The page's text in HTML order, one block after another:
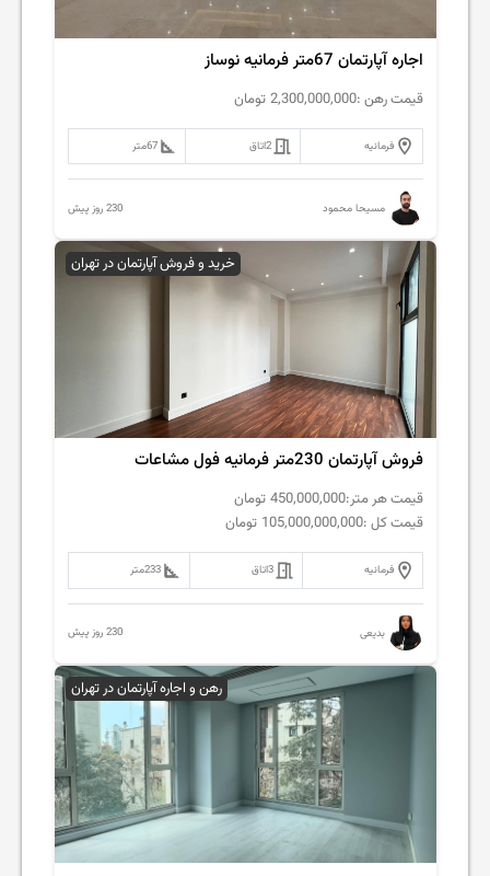
اجاره آپارتمان 67متر فرمانیه نوساز
قیمت رهن :2,300,000,000 تومان
فرمانیه 2اتاق 67متر
مسیحا محمود 230 روز پیش
خرید و فروش آپارتمان در تهران
فروش آپارتمان 230متر فرمانیه فول مشاعات
قیمت هر متر:450,000,000 تومان
قیمت کل :105,000,000,000 تومان
فرمانیه 3اتاق 233متر
بدیعی 230 روز پیش
رهن و اجاره آپارتمان در تهران